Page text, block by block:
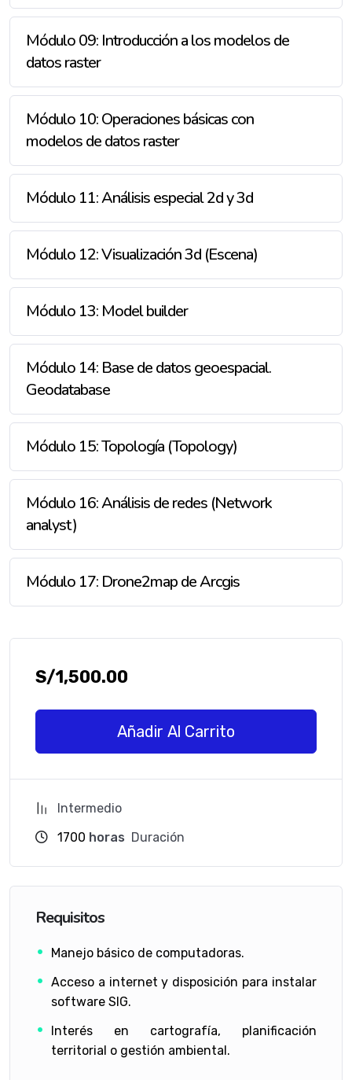
Módulo 09: Introducción a los modelos de
datos raster
Módulo 10: Operaciones básicas con
modelos de datos raster
Módulo 11: Análisis especial 2d y 3d
Módulo 12: Visualización 3d (Escena)
Módulo 13: Model builder
Módulo 14: Base de datos geoespacial.
Geodatabase
Módulo 15: Topología (Topology)
Módulo 16: Análisis de redes (Network
analyst)
Módulo 17: Drone2map de Arcgis
S/1,500.00
Añadir Al Carrito
Intermedio
1700 horas Duración
Requisitos
Manejo básico de computadoras.
Acceso a internet y disposición para instalar
software SIG.
Interés en cartografía, planificación
territorial o gestión ambiental.